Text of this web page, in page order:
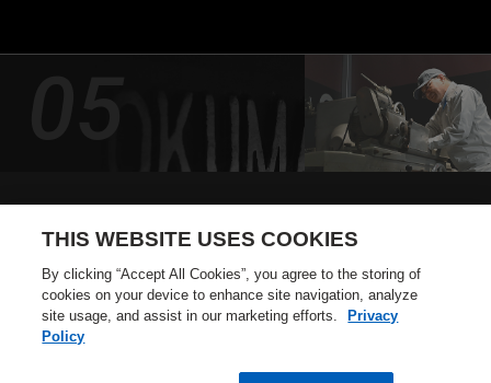
組立 研削盤
研削盤が象徴する
オークマのオンリーワン技術
THIS WEBSITE USES COOKIES
By clicking “Accept All Cookies”, you agree to the storing of
cookies on your device to enhance site navigation, analyze
site usage, and assist in our marketing efforts.
Privacy
Policy